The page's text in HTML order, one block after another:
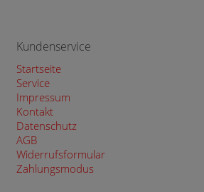
Kundenservice
Startseite
Service
Impressum
Kontakt
Datenschutz
AGB
Widerrufsformular
Zahlungsmodus